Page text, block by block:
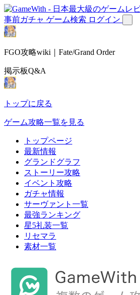
事前ガチャ ゲーム検索 ログイン
FGO攻略wiki｜Fate/Grand Order
掲示板Q&A
トップに戻る
ゲーム攻略一覧を見る
トップページ
最新情報
グランドグラフ
ストーリー攻略
イベント攻略
ガチャ情報
サーヴァント一覧
最強ランキング
星5礼装一覧
リセマラ
素材一覧